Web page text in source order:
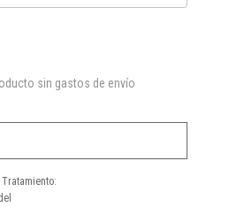
sin gastos de envío